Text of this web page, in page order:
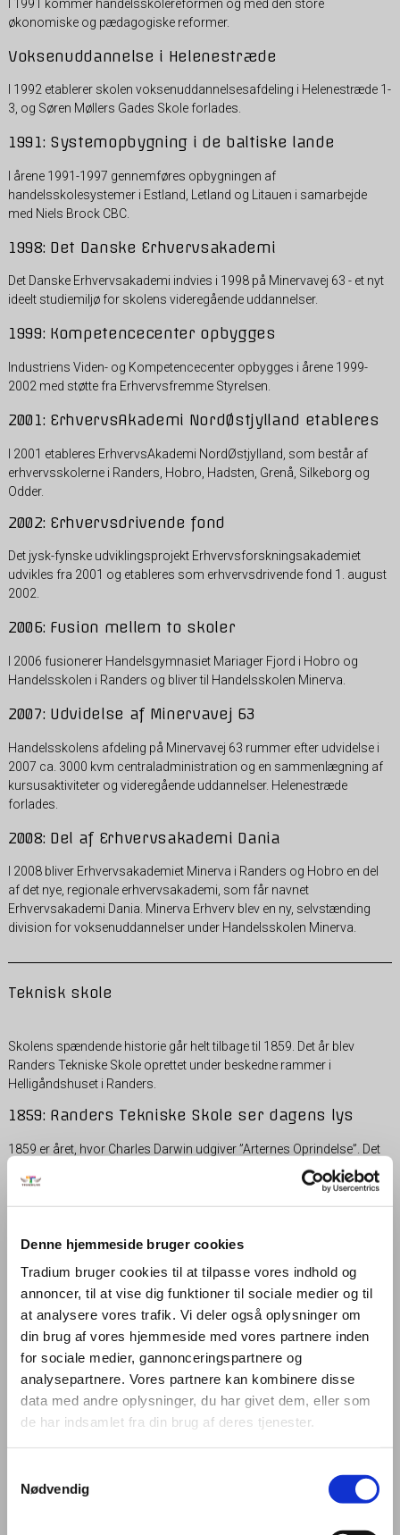
Denne hjemmeside bruger cookies
Tradium bruger cookies til at tilpasse vores indhold og
annoncer, til at vise dig funktioner til sociale medier og til
at analysere vores trafik. Vi deler også oplysninger om
din brug af vores hjemmeside med vores partnere inden
for sociale medier, gannonceringspartnere og
analysepartnere. Vores partnere kan kombinere disse
data med andre oplysninger, du har givet dem, eller som
de har indsamlet fra din brug af deres tjenester.
Nødvendig
I 1991 kommer handelsskolereformen og med den store
økonomiske og pædagogiske reformer.
Voksenuddannelse i Helenestræde
I 1992 etablerer skolen voksenuddannelsesafdeling i Helenestræde 1-
3, og Søren Møllers Gades Skole forlades.
1991: Systemopbygning i de baltiske lande
I årene 1991-1997 gennemføres opbygningen af
handelsskolesystemer i Estland, Letland og Litauen i samarbejde
med Niels Brock CBC.
1998: Det Danske Erhvervsakademi
Det Danske Erhvervsakademi indvies i 1998 på Minervavej 63 - et nyt
ideelt studiemiljø for skolens videregående uddannelser.
1999: Kompetencecenter opbygges
Industriens Viden- og Kompetencecenter opbygges i årene 1999-
2002 med støtte fra Erhvervsfremme Styrelsen.
2001: ErhvervsAkademi NordØstjylland etableres
I 2001 etableres ErhvervsAkademi NordØstjylland, som består af
erhvervsskolerne i Randers, Hobro, Hadsten, Grenå, Silkeborg og
Odder.
2002: Erhvervsdrivende fond
Det jysk-fynske udviklingsprojekt Erhvervsforskningsakademiet
udvikles fra 2001 og etableres som erhvervsdrivende fond 1. august
2002.
2006: Fusion mellem to skoler
I 2006 fusionerer Handelsgymnasiet Mariager Fjord i Hobro og
Handelsskolen i Randers og bliver til Handelsskolen Minerva.
2007: Udvidelse af Minervavej 63
Handelsskolens afdeling på Minervavej 63 rummer efter udvidelse i
2007 ca. 3000 kvm centraladministration og en sammenlægning af
kursusaktiviteter og videregående uddannelser. Helenestræde
forlades.
2008: Del af Erhvervsakademi Dania
I 2008 bliver Erhvervsakademiet Minerva i Randers og Hobro en del
af det nye, regionale erhvervsakademi, som får navnet
Erhvervsakademi Dania. Minerva Erhverv blev en ny, selvstænding
division for voksenuddannelser under Handelsskolen Minerva.
Teknisk skole
Skolens spændende historie går helt tilbage til 1859. Det år blev
Randers Tekniske Skole oprettet under beskedne rammer i
Helligåndshuset i Randers.
1859: Randers Tekniske Skole ser dagens lys
1859 er året, hvor Charles Darwin udgiver ”Arternes Oprindelse”. Det
er også året, hvor Randers Tekniske Skole mandag 3. oktober bliver
til virkelighed efter at have fået grønt lys af bystyret. Skolen bliver
tildelt nogle beskedne lokaler på øverste etage i Helligåndshuset, og
tegnelære, dansk og regning.
1864: Skolen er lukket i to år
På grund af uroligheder mellem Danmark og Preussen lukker skolen
i januar 1864, og i februar bryder krigen ud. Danmark ender med at
miste Slesvig, Holsten og Lauenborg til Preussen, og landet er på
randen af opløsning. Randers Tekniske Skole åbner igen 16. januar
1866, og de danske håndværkere kommer til at spille en central rolle i
genopbygningen.
Efter 32 år er Randers Tekniske Skole ved at vokse sig større end
Helligåndshusets lokaler kan rumme. Skolens nye placering bliver
Frederiksplads – det nuværende Østervold. Prisen for den nye
bygning, der i dag kendes som Kulturhuset, bliver alt inklusive 99.947